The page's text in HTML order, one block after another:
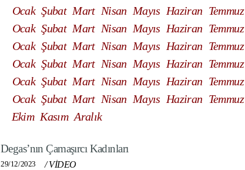
Ocak Şubat Mart Nisan Mayıs Haziran Temmuz
Ocak Şubat Mart Nisan Mayıs Haziran Temmuz
Ocak Şubat Mart Nisan Mayıs Haziran Temmuz
Ocak Şubat Mart Nisan Mayıs Haziran Temmuz
Ocak Şubat Mart Nisan Mayıs Haziran Temmuz
Ocak Şubat Mart Nisan Mayıs Haziran Temmuz
Ekim Kasım Aralık
Degas’nın Çamaşırcı Kadınları
29/12/2023 /VİDEO